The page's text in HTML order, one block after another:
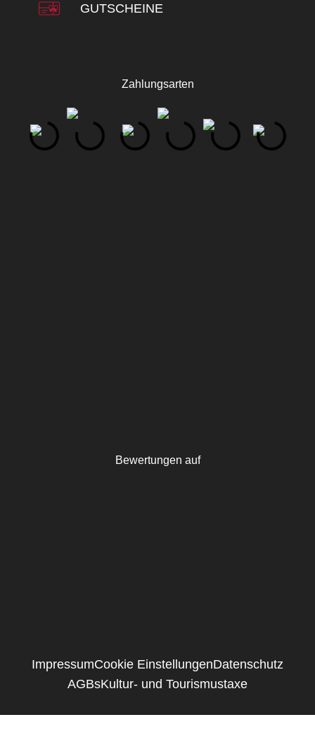
GUTSCHEINE
Zahlungsarten
Bewertungen auf
ImpressumCookie EinstellungenDatenschutz
AGBsKultur- und Tourismustaxe